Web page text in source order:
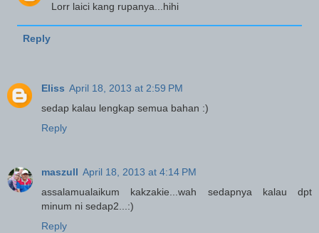
Lorr laici kang rupanya...hihi
Reply
Eliss April 18, 2013 at 2:59 PM
sedap kalau lengkap semua bahan :)
Reply
maszull April 18, 2013 at 4:14 PM
assalamualaikum kakzakie...wah sedapnya kalau dpt
minum ni sedap2...:)
Reply